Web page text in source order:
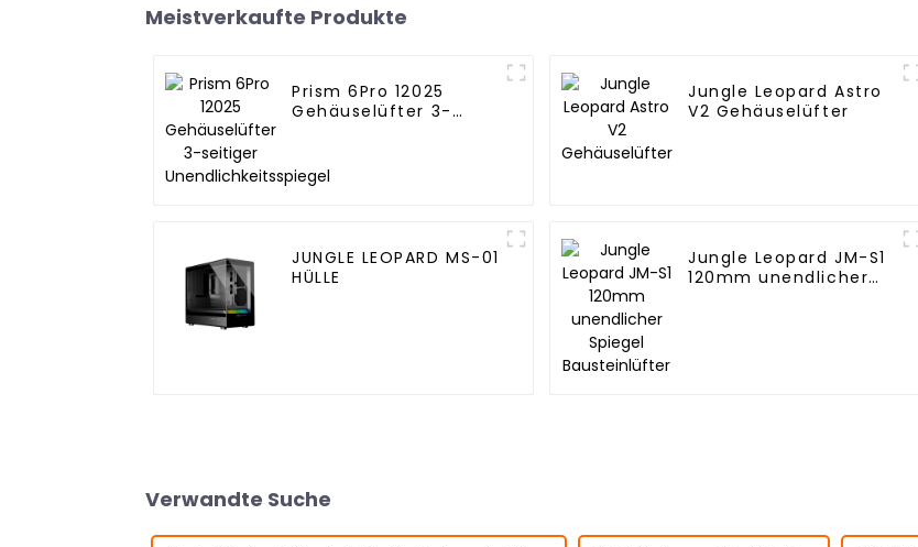
Meistverkaufte Produkte
Prism 6Pro 12025
Gehäuselüfter 3-
Jungle Leopard Astro
V2 Gehäuselüfter
JUNGLE LEOPARD MS-01
HÜLLE
Jungle Leopard JM-S1
120mm unendlicher
Verwandte Suche